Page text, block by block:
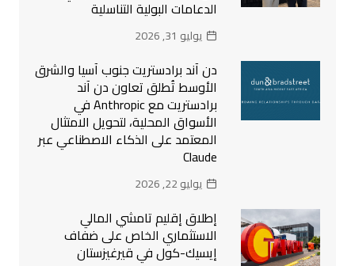
الدعامات البولية التناسلية
يوليو 31, 2026
دن آند برادستريت جنوب آسيا والشرق
الأوسط تُطلق تعاون دن آند
برادستريت مع Anthropic في
الأسواق المحلية، لتحويل الامتثال
المعتمد على الذكاء الاصطناعي عبر
Claude
يوليو 22, 2026
إطلاق إقليم تامشي المالي
الاستثماري الخاص على ضفاف
إيسيك-كول في قيرغيزستان